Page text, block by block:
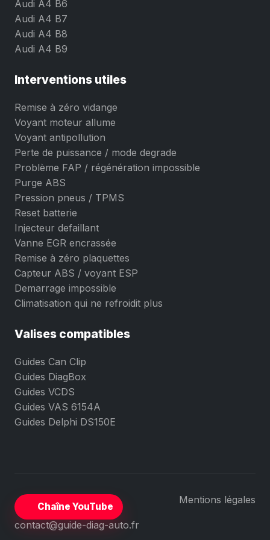
Audi A4 B6
Audi A4 B7
Audi A4 B8
Audi A4 B9
Interventions utiles
Remise à zéro vidange
Voyant moteur allume
Voyant antipollution
Perte de puissance / mode degrade
Problème FAP / régénération impossible
Purge ABS
Pression pneus / TPMS
Reset batterie
Injecteur defaillant
Vanne EGR encrassée
Remise à zéro plaquettes
Capteur ABS / voyant ESP
Demarrage impossible
Climatisation qui ne refroidit plus
Valises compatibles
Guides Can Clip
Guides DiagBox
Guides VCDS
Guides VAS 6154A
Guides Delphi DS150E
Chaîne YouTube
Mentions légales
contact@guide-diag-auto.fr